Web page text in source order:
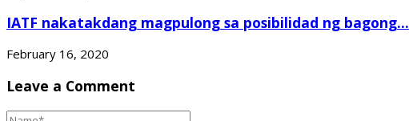
IATF nakatakdang magpulong sa posibilidad ng bagong...
February 16, 2020
Leave a Comment